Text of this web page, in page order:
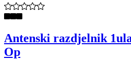
Antenski razdjelnik
Op